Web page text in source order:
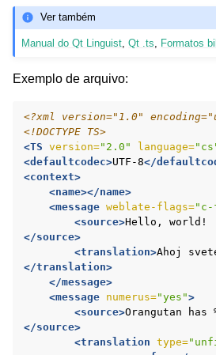
navigation of Formatos de arquivos
Ver também
Manual do Qt Linguist ,Qt .ts Formatos
Exemplo de arquivo:
<?xml version="1.0"
<!DOCTYPE TS>
<TS version="2.0" language=
<defaultcodec>UTF-8</
<context>
<name></name>
<message weblate-flags="c-
<source>Hello,
</source>
<translation>Ahoj
</translation>
</message>
<message numerus="yes">
<source>Orangutan has
</source>
<translation type=